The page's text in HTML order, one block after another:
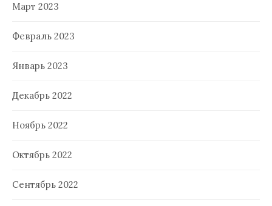
Март 2023
Февраль 2023
Январь 2023
Декабрь 2022
Ноябрь 2022
Октябрь 2022
Сентябрь 2022